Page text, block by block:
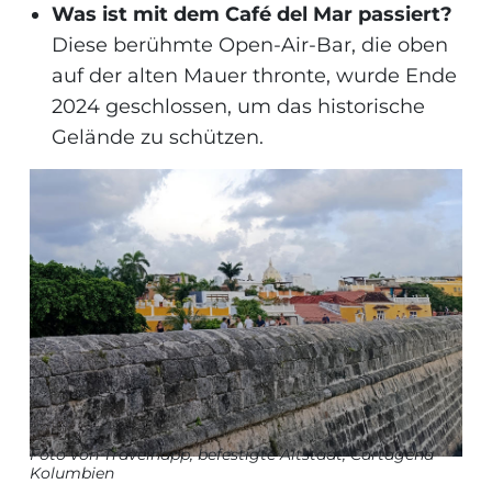
Was ist mit dem Café del Mar passiert?
Diese berühmte Open-Air-Bar, die oben
auf der alten Mauer thronte, wurde Ende
2024 geschlossen, um das historische
Gelände zu schützen.
Foto vonTravelhapp, befestigte Altstadt, Cartagena
Kolumbien